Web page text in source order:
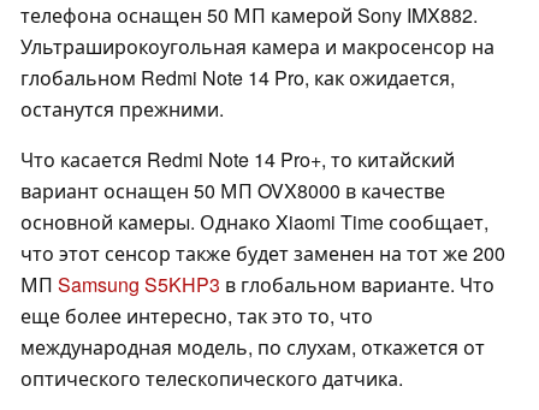
телефона оснащен 50 МП камерой Sony IMX882.
Ультраширокоугольная камера и макросенсор на
глобальном Redmi Note 14 Pro, как ожидается,
останутся прежними.
Что касается Redmi Note 14 Pro+, то китайский
вариант оснащен 50 МП OVX8000 в качестве
основной камеры. Однако Xiaomi Time сообщает,
что этот сенсор также будет заменен на тот же 200
МП Samsung S5KHP3 в глобальном варианте. Что
еще более интересно, так это то, что
международная модель, по слухам, откажется от
оптического телескопического датчика.